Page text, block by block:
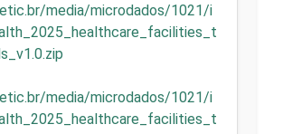
media/microdados/1021/i
media/microdados/1021/i